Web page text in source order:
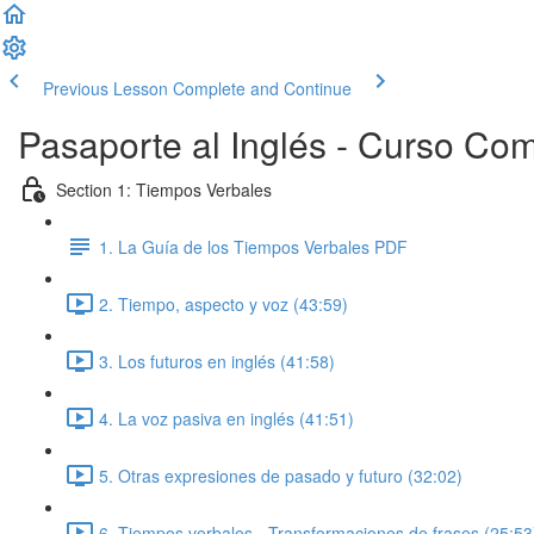
Previous Lesson Complete and Continue
Pasaporte al Inglés - Curso
Section 1: Tiempos Verbales
1. La Guía de los Tiempos Verbales PDF
2. Tiempo, aspecto y voz (43:59)
3. Los futuros en inglés (41:58)
4. La voz pasiva en inglés (41:51)
5. Otras expresiones de pasado y futuro (32:02)